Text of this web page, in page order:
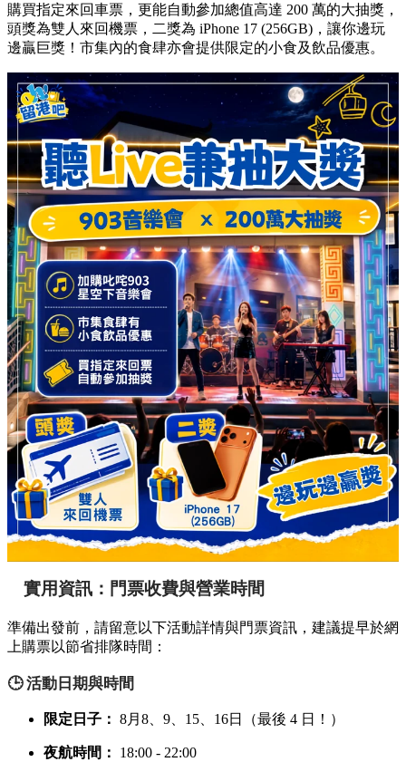
購買指定來回車票，更能自動參加總值高達 200 萬的大抽獎，
頭獎為雙人來回機票，二獎為 iPhone 17 (256GB)，讓你邊玩
邊贏巨獎！市集內的食肆亦會提供限定的小食及飲品優惠。
實用資訊：門票收費與營業時間
準備出發前，請留意以下活動詳情與門票資訊，建議提早於網
上購票以節省排隊時間：
🕒 活動日期與時間
限定日子： 8月8、9、15、16日（最後 4 日！）
夜航時間： 18:00 - 22:00